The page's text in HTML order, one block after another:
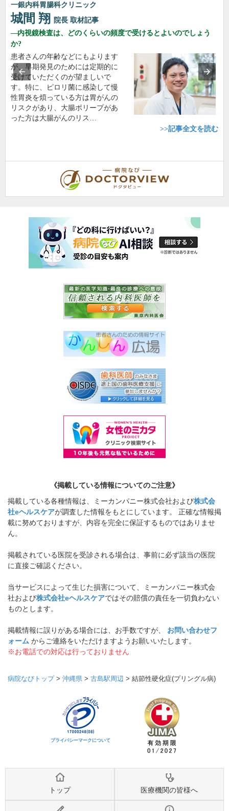
一銀内科胃腸科クリニック
城間 翔 院長 取材記事
内視鏡検査は、どのくらいの頻度で受けるとよいのでしょう
か?
患者さんの年齢などにもよります
が、早期発見のためには定期的に
受けていただくのが望ましいで
す。特に、ピロリ菌に感染して慢
性胃炎を煩っている方は胃がんの
リスクがあり、大腸ポリープがあ
った方は大腸がんのリス…
>>記事全文を読む
《掲載している情報についてのご注意》
掲載している各種情報は、ミーカンパニー株式会社および株式会
社eヘルスケアが調査した情報をもとにしています。 正確な情報掲
載に努めておりますが、内容を完全に保証するものではありませ
ん。
掲載されている医院を受診される場合は、事前に必ず該当の医院
に直接ご確認ください。
当サービスによって生じた損害について、ミーカンパニー株式会
社および株式会社eヘルスケアではその賠償の責任を一切負わない
ものとします。
掲載情報に誤りがある場合には、お手数ですが、 お問い合わせフ
ォーム からご連絡をいただけますようお願いいたします。
※お電話での対応は行っておりません
病院なびトップ> 沖縄県 > 古島駅周辺 > 結節性硬化症(プリングル病)
プライバシーマークについて
トップ 医療機関の皆様へ